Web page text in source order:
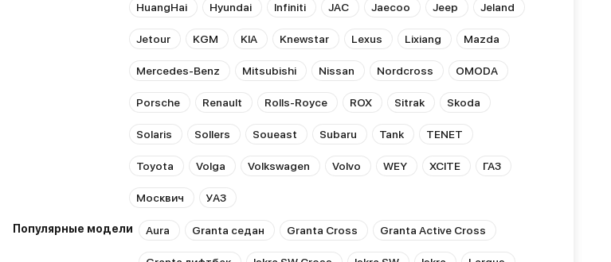
HuangHai Hyundai Infiniti JAC Jaecoo Jeep Jeland
Jetour KGM KIA Knewstar Lexus Lixiang Mazda
Mercedes-Benz Mitsubishi Nissan Nordcross OMODA
Porsche Renault Rolls-Royce ROX Sitrak Skoda
Solaris Sollers Soueast Subaru Tank TENET
Toyota Volga Volkswagen Volvo WEY XCITE ГАЗ
Москвич УАЗ
Популярные модели Aura Granta седан Granta Cross Granta Active Cross